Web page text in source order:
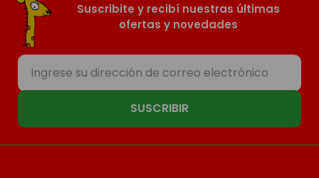
Suscribite y recibí nuestras últimas
ofertas y novedades
SUSCRIBIR